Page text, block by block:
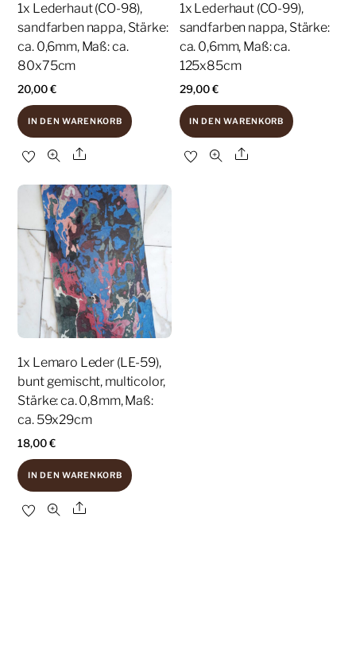
1x Lederhaut (CO-98),
sandfarben nappa, Stärke:
ca. 0,6mm, Maß: ca.
80x75cm
20,00€
IN DEN WARENKORB
Share
1x Lederhaut (CO-99),
sandfarben nappa, Stärke:
ca. 0,6mm, Maß: ca.
125x85cm
29,00€
IN DEN WARENKORB
Share
1x Lemaro Leder (LE-59),
bunt gemischt, multicolor,
Stärke: ca. 0,8mm, Maß:
ca. 59x29cm
18,00€
IN DEN WARENKORB
Share